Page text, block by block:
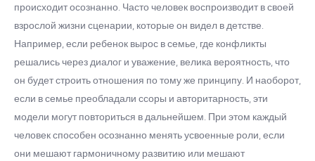
происходит осознанно. Часто человек воспроизводит в своей
взрослой жизни сценарии, которые он видел в детстве.
Например, если ребенок вырос в семье, где конфликты
решались через диалог и уважение, велика вероятность, что
он будет строить отношения по тому же принципу. И наоборот,
если в семье преобладали ссоры и авторитарность, эти
модели могут повториться в дальнейшем. При этом каждый
человек способен осознанно менять усвоенные роли, если
они мешают гармоничному развитию или мешают